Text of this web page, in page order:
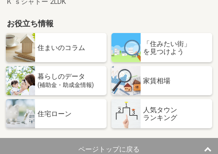
Ｋ‘ｓシャトー 2LDK
お役立ち情報
住まいのコラム
「住みたい街」
を見つけよう
暮らしのデータ
(補助金・助成金情報)
家賃相場
住宅ローン
人気タウン
ランキング
ページトップに戻る